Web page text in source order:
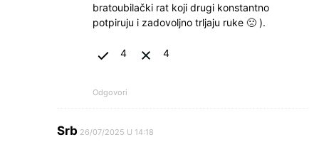
bratoubilački rat koji drugi konstantno
potpiruju i zadovoljno trljaju ruke 🙁 ).
4 4
Odgovori
Srb 26/07/2025 U 14:18